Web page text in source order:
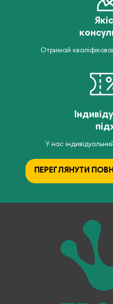
Отримай
У нас
ПЕРЕГЛЯНУТИ